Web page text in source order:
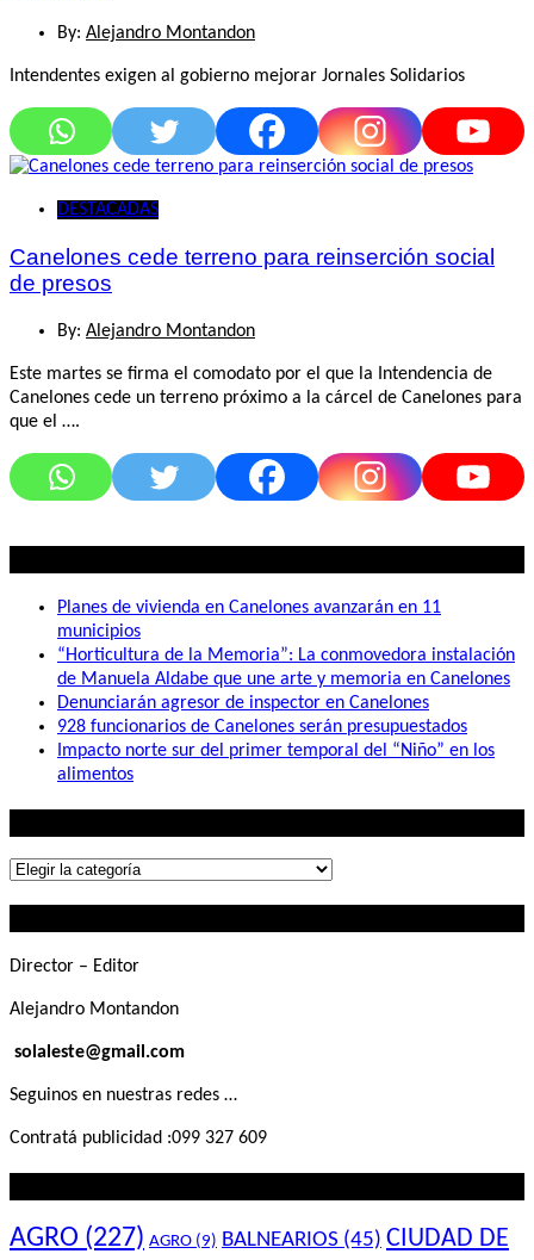
By: Alejandro Montandon
Intendentes exigen al gobierno mejorar Jornales Solidarios
DESTACADAS
Canelones cede terreno para reinserción social
de presos
By: Alejandro Montandon
Este martes se firma el comodato por el que la Intendencia de
Canelones cede un terreno próximo a la cárcel de Canelones para
que el ….
Planes de vivienda en Canelones avanzarán en 11
municipios
“Horticultura de la Memoria”: La conmovedora instalación
de Manuela Aldabe que une arte y memoria en Canelones
Denunciarán agresor de inspector en Canelones
928 funcionarios de Canelones serán presupuestados
Impacto norte sur del primer temporal del “Niño” en los
alimentos
Lo
Director – Editor
Alejandro Montandon
solaleste@gmail.com
Seguinos en nuestras redes …
Contratá publicidad :099 327 609
AGRO (227) AGRO (9) BALNEARIOS (45) CIUDAD DE